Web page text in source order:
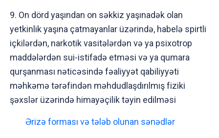
9. On dörd yaşından on səkkiz yaşınadək olan
yetkinlik yaşına çatmayanlar üzərində, habelə spirtli
içkilərdən, narkotik vasitələrdən və ya psixotrop
maddələrdən sui-istifadə etməsi və ya qumara
qurşanması nəticəsində fəaliyyət qabiliyyəti
məhkəmə tərəfindən məhdudlaşdırılmış fiziki
şəxslər üzərində himayəçilik təyin edilməsi
Ərizə forması və tələb olunan sənədlər